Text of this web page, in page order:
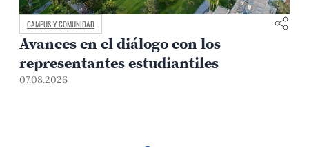
CAMPUS Y COMUNIDAD
Avances en el diálogo con los
representantes estudiantiles
07.08.2026